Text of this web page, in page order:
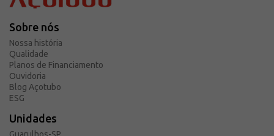
Sobre nós
Nossa história
Qualidade
Planos de Financiamento
Ouvidoria
Blog Açotubo
ESG
Unidades